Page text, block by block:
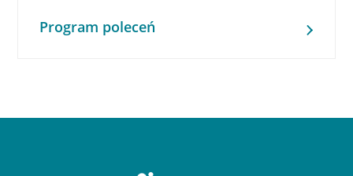
Program poleceń